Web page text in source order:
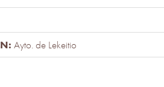
Ayto. de Lekeitio